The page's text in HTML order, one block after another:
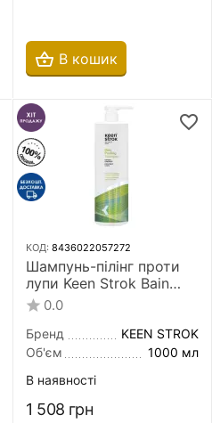
В кошик
КОД: 8436022057272
Шампунь-пілінг проти
лупи Keen Strok Bain
Peeling Shampoo 1000
мл
0.0
Бренд
KEEN STROK
Об'єм
1000 мл
В наявності
1 508 грн